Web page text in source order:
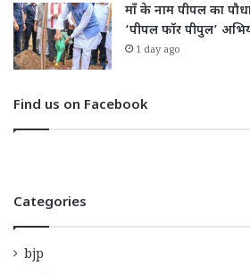
माँ के नाम पीपल का
‘पीपल फॉर पीपुल’
1 day ago
Find us on Facebook
Categories
bjp